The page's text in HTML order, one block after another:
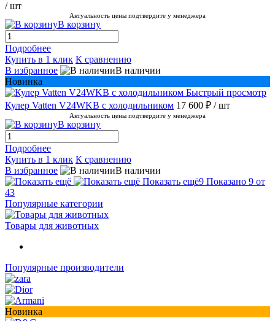
/ шт
Актуальность цены подтвердите у менеджера
В корзину
Подробнее
Купить в 1 клик К сравнению
В избранное
В наличии
Новинка
Быстрый просмотр
Кулер Vatten V24WKB с холодильником 17 600 ₽ / шт
Актуальность цены подтвердите у менеджера
В корзину
Подробнее
Купить в 1 клик К сравнению
В избранное
В наличии
Показать ещё9 Показано 9 от
43
Популярные категории
Товары для животных
Популярные производители
Новинка